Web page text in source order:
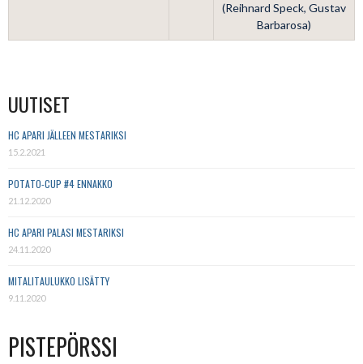
(Reihnard Speck, Gustav
Barbarosa)
UUTISET
HC APARI JÄLLEEN MESTARIKSI
15.2.2021
POTATO-CUP #4 ENNAKKO
21.12.2020
HC APARI PALASI MESTARIKSI
24.11.2020
MITALITAULUKKO LISÄTTY
9.11.2020
PISTEPÖRSSI